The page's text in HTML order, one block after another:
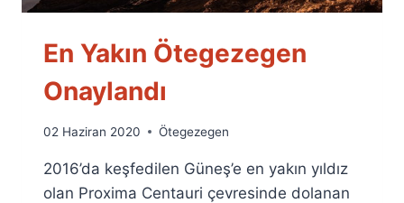
En Yakın Ötegezegen
Onaylandı
By
Fuat
Özyar
02 Haziran 2020 Ötegezegen
2016’da keşfedilen Güneş’e en yakın yıldız
olan Proxima Centauri çevresinde dolanan